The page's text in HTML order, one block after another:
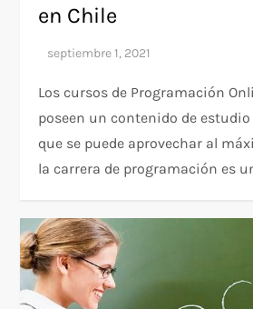
en Chile
Los cursos de Programación
poseen un contenido de
que se puede aprovechar al
la carrera de programación es